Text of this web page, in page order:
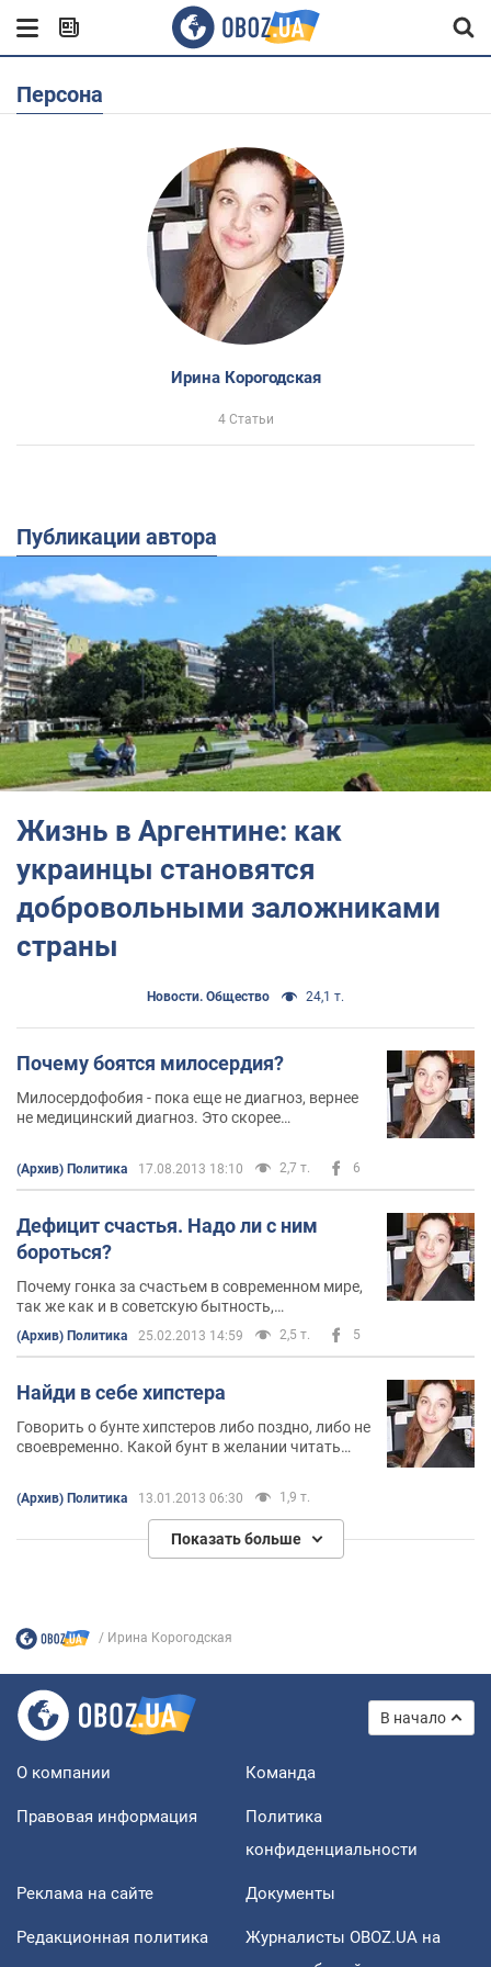
Персона
Ирина Корогодская
4 Статьи
Публикации автора
Жизнь в Аргентине: как
украинцы становятся
добровольными заложниками
страны
Новости. Общество 24,1 т.
Почему боятся милосердия?
Милосердофобия - пока еще не диагноз, вернее
не медицинский диагноз. Это скорее
(Архив) Политика 17.08.2013 18:10 2,7 т. 6
Дефицит счастья. Надо ли с ним
бороться?
Почему гонка за счастьем в современном мире,
так же как и в советскую бытность,
превращается все в ту же войну всех со всеми?
(Архив) Политика 25.02.2013 14:59 2,5 т. 5
Найди в себе хипстера
Говорить о бунте хипстеров либо поздно, либо не
своевременно. Какой бунт в желании читать
(Архив) Политика 13.01.2013 06:30 1,9 т.
Показать больше
Ирина Корогодская
В начало
О компании Команда
Правовая информация
Политика
конфиденциальности
Реклама на сайте Документы
Редакционная политика
Журналисты OBOZ.UA на